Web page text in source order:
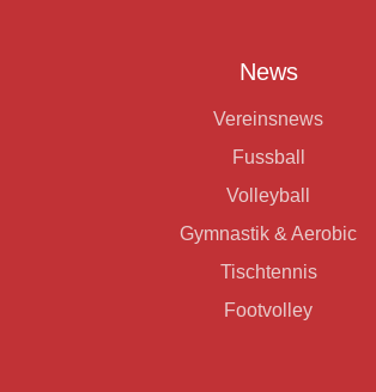
News
Vereinsnews
Fussball
Volleyball
Gymnastik & Aerobic
Tischtennis
Footvolley